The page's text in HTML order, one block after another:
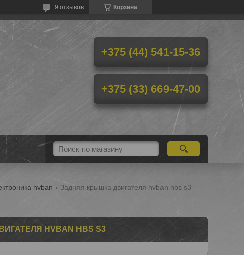
Корзина
9 отзывов
+375 (44) 541-15-36
+375 (33) 669-47-00
hvban Задняя крышка двигателя hvban hbs s3
HVBAN HBS S3